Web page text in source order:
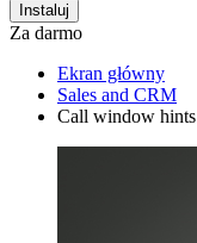
Instaluj
Za darmo
Ekran główny
Sales and CRM
Call window hints